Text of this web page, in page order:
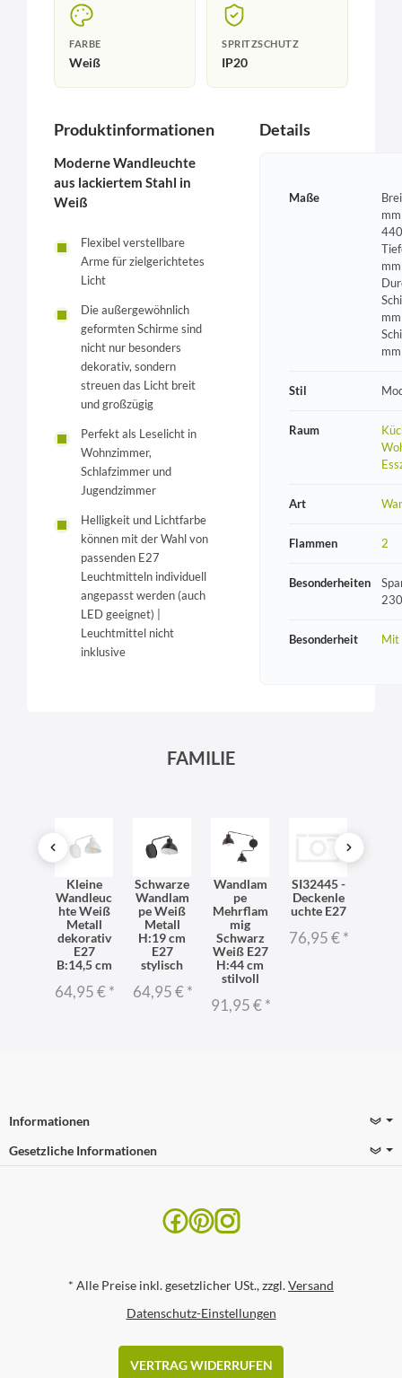
FARBE
Weiß
SPRITZSCHUTZ
IP20
Produktinformationen
Moderne Wandleuchte
aus lackiertem Stahl in
Weiß
Flexibel verstellbare
Arme für zielgerichtetes
Licht
Die außergewöhnlich
geformten Schirme sind
nicht nur besonders
dekorativ, sondern
streuen das Licht breit
und großzügig
Perfekt als Leselicht in
Wohnzimmer,
Schlafzimmer und
Jugendzimmer
Helligkeit und Lichtfarbe
können mit der Wahl von
passenden E27
Leuchtmitteln individuell
angepasst werden (auch
LED geeignet) |
Leuchtmittel nicht
inklusive
Details
Maße
mm
Stil
Raum
Art
Flammen 2
Besonderheiten
Besonderheit Mit
FAMILIE
Kleine
Wandleuc
hte Weiß
Metall
dekorativ
E27
B:14,5 cm
64,95 €*
Schwarze
Wandlam
pe Weiß
Metall
H:19 cm
E27
stylisch
64,95 €*
Wandlam
pe
Mehrflam
mig
Schwarz
Weiß E27
H:44 cm
stilvoll
91,95 €*
SI32445 -
Deckenle
uchte E27
76,95 €*
Informationen
Gesetzliche Informationen
* Alle Preise inkl. gesetzlicher USt., zzgl.Versand
Datenschutz-Einstellungen
VERTRAG WIDERRUFEN